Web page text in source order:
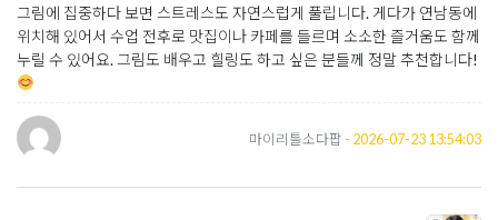
그림에 집중하다 보면 스트레스도 자연스럽게 풀립니다. 게다가 연남동에
위치해 있어서 수업 전후로 맛집이나 카페를 들르며 소소한 즐거움도 함께
누릴 수 있어요. 그림도 배우고 힐링도 하고 싶은 분들께 정말 추천합니다!
마이리틀소다팝 - 2026-07-23 13:54:03